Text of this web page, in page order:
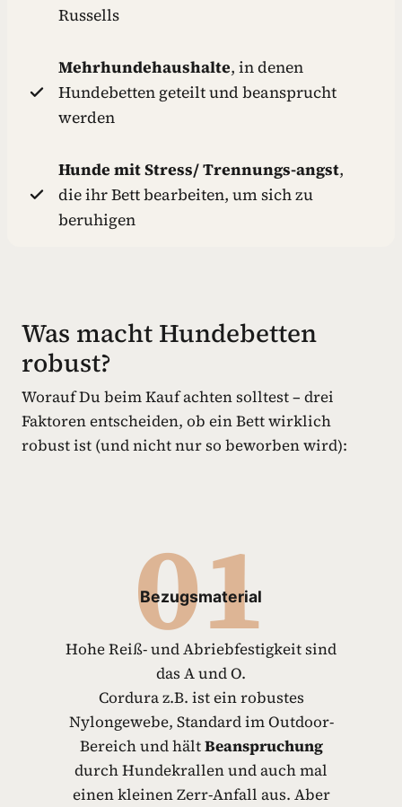
Russells
Mehrhundehaushalte, in denen
Hundebetten geteilt und beansprucht
werden
Hunde mit Stress/ Trennungs-angst,
die ihr Bett bearbeiten, um sich zu
beruhigen
Was macht Hundebetten
robust?
Worauf Du beim Kauf achten solltest – drei
Faktoren entscheiden, ob ein Bett wirklich
robust ist (und nicht nur so beworben wird):
01
Bezugsmaterial
Hohe Reiß- und Abriebfestigkeit sind
das A und O.
Cordura z.B. ist ein robustes
Nylongewebe, Standard im Outdoor-
Bereich und hältBeanspruchung
durch Hundekrallen und auch mal
einen kleinen Zerr-Anfall aus. Aber